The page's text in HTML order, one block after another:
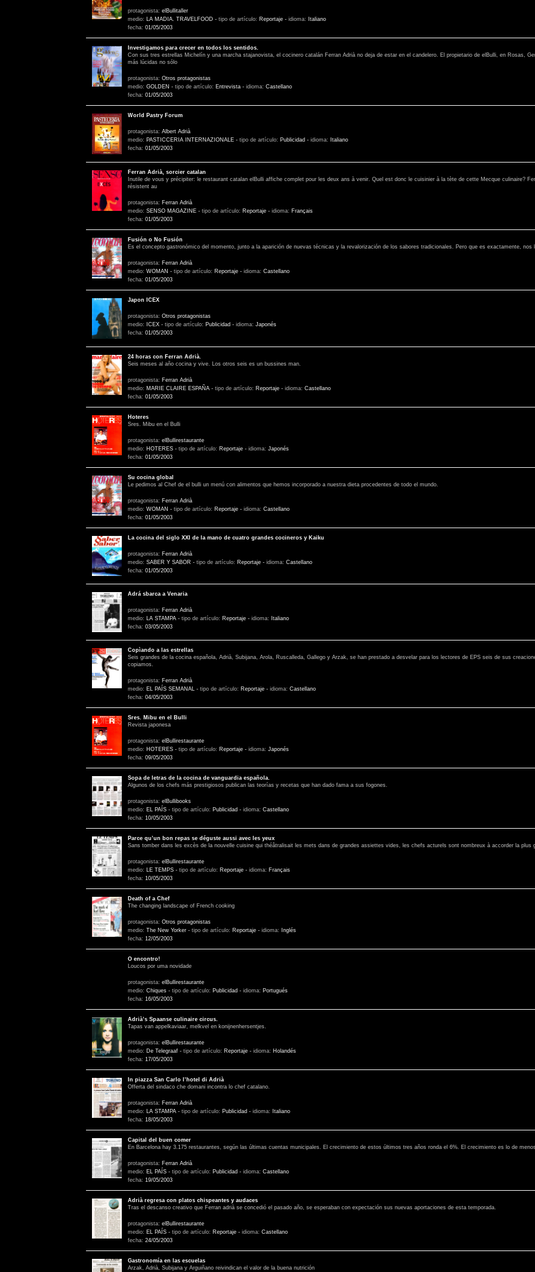
protagonista: elBullitaller
medio: LA MADIA. TRAVELFOOD - tipo de artículo: Reportaje - idioma:
Italiano
fecha: 01/05/2003
Investigamos para crecer en todos los sentidos.
Con sus tres estrellas Michelín y una marcha stajanovista, el cocinero catalán Ferran Adrià no deja de estar en el candelero. El propietario de elBulli, en Rosas,
más lúcidas no sólo
protagonista: Otros protagonistas
medio: GOLDEN - tipo de artículo: Entrevista - idioma: Castellano
fecha: 01/05/2003
World Pastry Forum
protagonista: Albert Adrià
medio: PASTICCERIA INTERNAZIONALE - tipo de artículo: Publicidad - idioma:
Italiano
fecha: 01/05/2003
Ferran Adrià, sorcier catalan
Inutile de vous y précipiter: le restaurant catalan elBulli affiche complet pour les deux ans à venir. Quel est donc le cuisinier à la tète de cette Mecque culinaire?
résistent au
protagonista: Ferran Adrià
medio: SENSO MAGAZINE - tipo de artículo: Reportaje - idioma: Français
fecha: 01/05/2003
Fusión o No Fusión
Es el concepto gastronómico del momento, junto a la aparición de nuevas técnicas y la revalorización de los sabores tradicionales. Pero que es exactamente, nos
protagonista: Ferran Adrià
medio: WOMAN - tipo de artículo: Reportaje - idioma: Castellano
fecha: 01/05/2003
Japon ICEX
protagonista: Otros protagonistas
medio:
ICEX - tipo de artículo: Publicidad - idioma: Japonés
fecha: 01/05/2003
24 horas con Ferran Adrià.
Seis meses al año cocina y vive. Los otros seis es un bussines man.
protagonista: Ferran Adrià
medio: MARIE CLAIRE ESPAÑA - tipo de artículo: Reportaje - idioma: Castellano
fecha: 01/05/2003
Hoteres
Sres. Mibu en el Bulli
protagonista: elBullirestaurante
medio: HOTERES - tipo de artículo: Reportaje - idioma: Japonés
fecha: 01/05/2003
Su cocina global
Le pedimos al Chef de el bulli un menú con alimentos que hemos incorporado a nuestra dieta procedentes de todo el mundo.
protagonista: Ferran Adrià
medio: WOMAN - tipo de artículo: Reportaje - idioma: Castellano
fecha: 01/05/2003
La cocina del siglo XXI de la mano de cuatro grandes cocineros y Kaiku
protagonista: Ferran Adrià
medio: SABER Y SABOR - tipo de artículo: Reportaje - idioma: Castellano
fecha: 01/05/2003
Adrá sbarca a Venaria
protagonista: Ferran Adrià
medio:
LA STAMPA - tipo de artículo: Reportaje - idioma:
Italiano
fecha: 03/05/2003
Copìando a las estrellas
Seis grandes de la cocina española, Adrià, Subijana, Arola, Ruscalleda, Gallego y Arzak, se han prestado a desvelar para los lectores de EPS seis de sus
copiamos.
protagonista: Ferran Adrià
medio: EL PAÍS SEMANAL - tipo de artículo: Reportaje - idioma: Castellano
fecha: 04/05/2003
Sres. Mibu en el Bulli
Revista japonesa
protagonista: elBullirestaurante
medio: HOTERES - tipo de artículo: Reportaje - idioma: Japonés
fecha: 09/05/2003
Sopa de letras de la cocina de vanguardia española.
Algunos de los chefs más prestigiosos publican las teorías y recetas que han dado fama a sus fogones.
protagonista: elBullibooks
medio: EL PAÍS - tipo de artículo: Publicidad - idioma: Castellano
fecha: 10/05/2003
Parce qu’un bon repas se déguste aussi avec les yeux
Sans tomber dans les excès de la nouvelle cuisine qui théâtralisait les mets dans de grandes assiettes vides, les chefs acturels sont nombreux à accorder la plus
protagonista: elBullirestaurante
medio: LE TEMPS - tipo de artículo: Reportaje - idioma: Français
fecha: 10/05/2003
Death of a Chef
The changing landscape of French cooking
protagonista: Otros protagonistas
medio: The New Yorker - tipo de artículo: Reportaje - idioma:
Inglés
fecha: 12/05/2003
O encontro!
Loucos por uma novidade
protagonista: elBullirestaurante
medio: Chiques - tipo de artículo: Publicidad - idioma: Portugués
fecha: 16/05/2003
Adrià’s Spaanse culinaire circus.
Tapas van appelkaviaar, melkvel en konijnenhersentjes.
protagonista: elBullirestaurante
medio: De Telegraaf - tipo de artículo: Reportaje - idioma: Holandés
fecha: 17/05/2003
In piazza San Carlo l’hotel di Adrià
Offerta del sindaco che domani incontra lo chef catalano.
protagonista: Ferran Adrià
medio: LA STAMPA - tipo de artículo: Publicidad - idioma:
Italiano
fecha: 18/05/2003
Capital del buen comer
En Barcelona hay 3.175 restaurantes, según las últimas cuentas municipales. El crecimiento de estos últimos tres años ronda el 6%. El crecimiento es lo de
protagonista: Ferran Adrià
medio: EL PAÍS - tipo de artículo: Publicidad - idioma: Castellano
fecha: 19/05/2003
Adrià regresa con platos chispeantes y audaces
Tras el descanso creativo que Ferran adrià se concedió el pasado año, se esperaban con expectación sus nuevas aportaciones de esta temporada.
protagonista: elBullirestaurante
medio: EL PAÍS - tipo de artículo: Reportaje - idioma: Castellano
fecha: 24/05/2003
Gastronomía en las escuelas
Arzak, Adrià, Subijana y Arguiñano reivindican el valor de la buena nutrición